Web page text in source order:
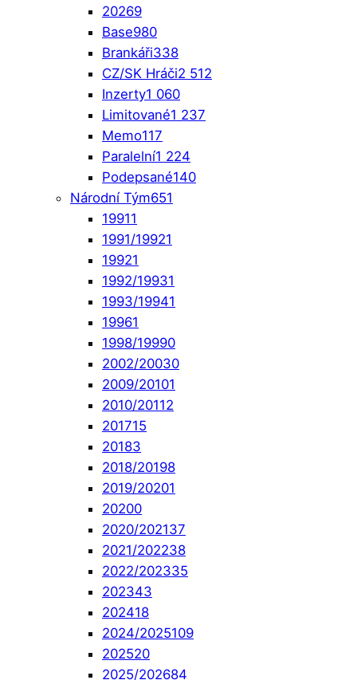
20269
Base980
Brankáři338
CZ/SK Hráči2 512
Inzerty1 060
Limitované1 237
Memo117
Paralelní1 224
Podepsané140
Národní Tým651
19911
1991/19921
19921
1992/19931
1993/19941
19961
1998/19990
2002/20030
2009/20101
2010/20112
201715
20183
2018/20198
2019/20201
20200
2020/202137
2021/202238
2022/202335
202343
202418
2024/2025109
202520
2025/202684